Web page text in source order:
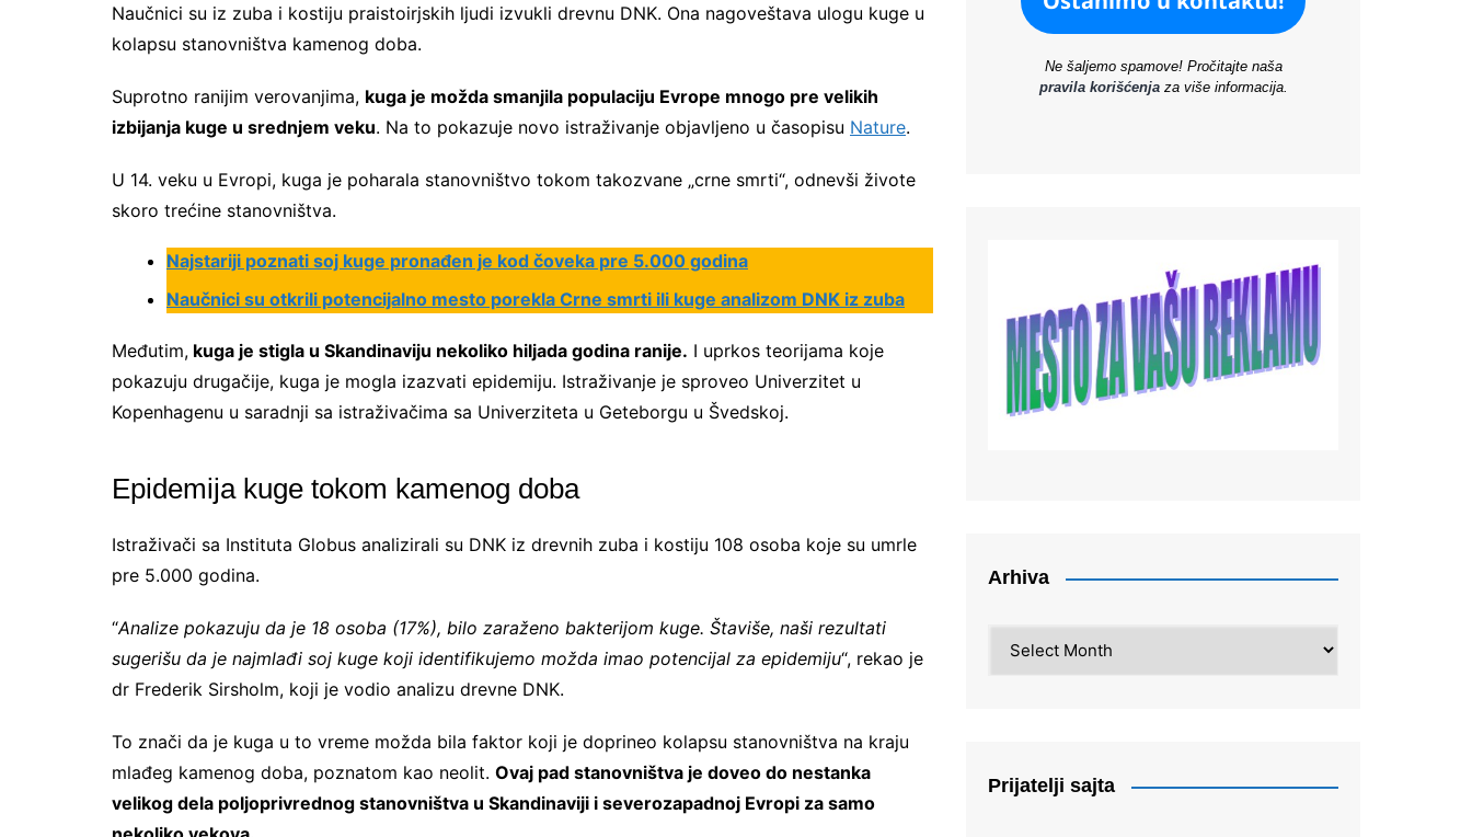
Naučnici su iz zuba i kostiju praistoirjskih ljudi izvukli drevnu DNK. Ona nagoveštava ulogu kuge u
kolapsu stanovništva kamenog doba.
Suprotno ranijim verovanjima, kuga je možda smanjila populaciju Evrope mnogo pre velikih
izbijanja kuge u srednjem veku. Na to pokazuje novo istraživanje objavljeno u časopisu Nature.
U 14. veku u Evropi, kuga je poharala stanovništvo tokom takozvane „crne smrti“, odnevši živote
skoro trećine stanovništva.
Najstariji poznati soj kuge pronađen je kod čoveka pre 5.000 godina
Naučnici su otkrili potencijalno mesto porekla Crne smrti ili kuge analizom DNK iz zuba
Međutim, kuga je stigla u Skandinaviju nekoliko hiljada godina ranije. I uprkos teorijama koje
pokazuju drugačije, kuga je mogla izazvati epidemiju. Istraživanje je sproveo Univerzitet u
Kopenhagenu u saradnji sa istraživačima sa Univerziteta u Geteborgu u Švedskoj.
Epidemija kuge tokom kamenog doba
Istraživači sa Instituta Globus analizirali su DNK iz drevnih zuba i kostiju 108 osoba koje su umrle
pre 5.000 godina.
“Analize pokazuju da je 18 osoba (17%), bilo zaraženo bakterijom kuge. Štaviše, naši rezultati
sugerišu da je najmlađi soj kuge koji identifikujemo možda imao potencijal za epidemiju“, rekao je
dr Frederik Sirsholm, koji je vodio analizu drevne DNK.
To znači da je kuga u to vreme možda bila faktor koji je doprineo kolapsu stanovništva na kraju
mlađeg kamenog doba, poznatom kao neolit. Ovaj pad stanovništva je doveo do nestanka
velikog dela poljoprivrednog stanovništva u Skandinaviji i severozapadnoj Evropi za samo
Ne šaljemo spamove! Pročitajte naša
pravila korišćenjaza više informacija.
Arhiva
Prijatelji sajta